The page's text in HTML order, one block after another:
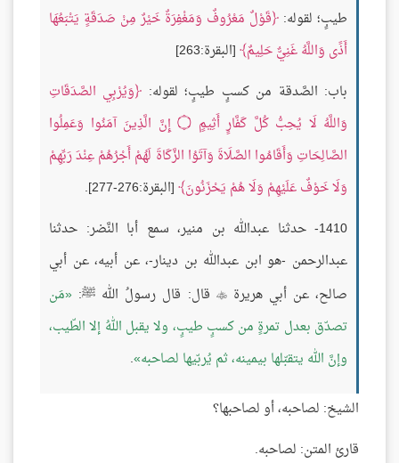
طيبٍ؛ لقوله: قَوْلٌ مَعْرُوفٌ وَمَغْفِرَةٌ خَيْرٌ مِنْ صَدَقَةٍ يَتْبَعُهَا
أَذًى وَاللَّهُ غَنِيٌّ حَلِيمٌ [البقرة:263]
باب: الصَّدقة من كسبٍ طيبٍ؛ لقوله:
وَيُرْبِي الصَّدَقَاتِ
وَاللَّهُ لَا يُحِبُّ كُلَّ كَفَّارٍ أَثِيمٍ ۝ إِنَّ الَّذِينَ آمَنُوا وَعَمِلُوا
الصَّالِحَاتِ وَأَقَامُوا الصَّلَاةَ وَآتَوُا الزَّكَاةَ لَهُمْ أَجْرُهُمْ عِنْدَ رَبِّهِمْ
وَلَا خَوْفٌ عَلَيْهِمْ وَلَا هُمْ يَحْزَنُونَ [البقرة:276-277].
1410- حدثنا عبدالله بن منير، سمع أبا النَّضر: حدثنا
عبدالرحمن -هو ابن عبدالله بن دينار-، عن أبيه، عن أبي
صالح، عن أبي هريرة قال: قال رسولُ الله ﷺ:
مَن
تصدّق بعدل تمرةٍ من كسبٍ طيبٍ، ولا يقبل اللهُ إلا الطّيب،
وإنَّ الله يتقبّلها بيمينه، ثم يُربّيها لصاحبه .
الشيخ: لصاحبه، أو لصاحبها؟
قارئ المتن: لصاحبه.